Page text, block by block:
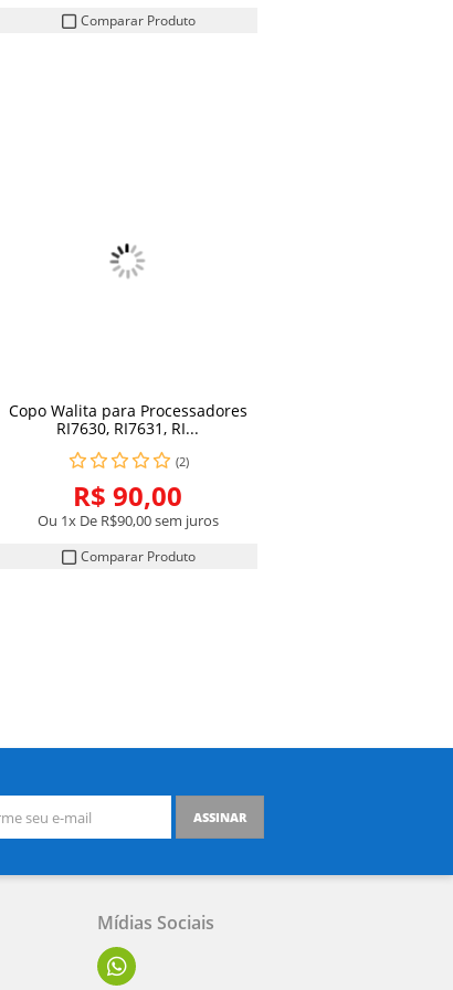
Comparar Produto
COMPRAR
Copo Walita para Processadores
RI7630, RI7631, RI...
(2)
R$ 90,00
Ou 1x De R$90,00sem juros
Comparar Produto
ASSINAR
Mídias Sociais